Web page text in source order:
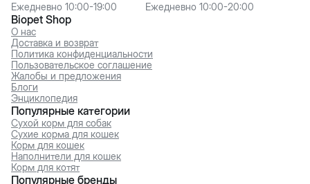
Biopet Shop
О нас
Доставка и возврат
Политика конфиденциальности
Пользовательское соглашение
Жалобы и предложения
Блоги
Энциклопедия
Ежедневно 10:00-19:00
Ежедневно 10:00-20:00
Популярные категории
Сухой корм для собак
Сухие корма для кошек
Корм для кошек
Наполнители для кошек
Корм для котят
Популярные бренды